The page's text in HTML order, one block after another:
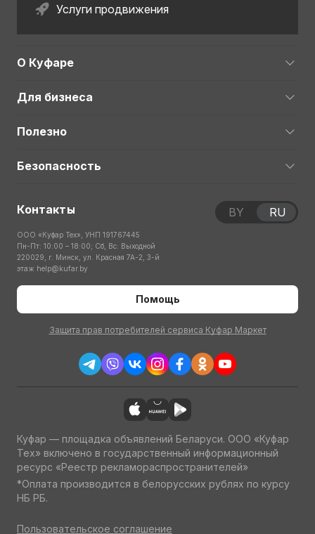
Услуги продвижения
О Куфаре
Для бизнеса
Полезно
Безопасность
Контакты
ООО «Куфар Тех», УНП 191767445
Пн-Пт: 10:00 – 18:00; Сб, Вс: Выходной
220029, г. Минск, ул. Красная 7А-2, 3-й
этаж help@kufar.by
Помощь
Защита прав потребителей сервиса Куфар Маркет
BY RU
Куфар — площадка объявлений Беларуси. ООО «Куфар
Тех» включено в государственный информационный
ресурс «Реестр рекламораспространителей»
*Оплата производится в белорусских рублях по курсу
НБ РБ.
Пользовательское соглашение